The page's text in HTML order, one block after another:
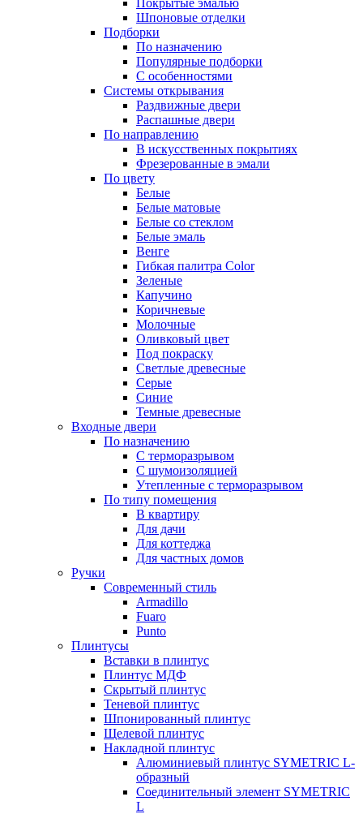
Покрытые эмалью
Шпоновые отделки
Подборки
По назначению
Популярные подборки
С особенностями
Системы открывания
Раздвижные двери
Распашные двери
По направлению
В искусственных покрытиях
Фрезерованные в эмали
По цвету
Белые
Белые матовые
Белые со стеклом
Белые эмаль
Венге
Гибкая палитра Color
Зеленые
Капучино
Коричневые
Молочные
Оливковый цвет
Под покраску
Светлые древесные
Серые
Синие
Темные древесные
Входные двери
По назначению
С терморазрывом
С шумоизоляцией
Утепленные с терморазрывом
По типу помещения
В квартиру
Для дачи
Для коттеджа
Для частных домов
Ручки
Современный стиль
Armadillo
Fuaro
Punto
Плинтусы
Вставки в плинтус
Плинтус МДФ
Скрытый плинтус
Теневой плинтус
Шпонированный плинтус
Щелевой плинтус
Накладной плинтус
Алюминиевый плинтус SYMETRIC L-
образный
Соединительный элемент SYMETRIC
L